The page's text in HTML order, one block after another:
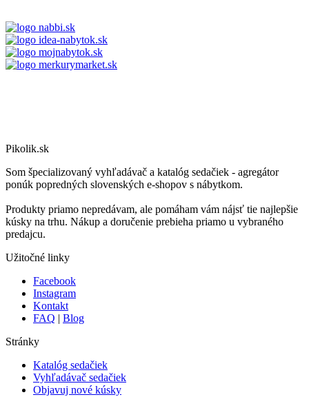
Pikolik.sk
Som špecializovaný vyhľadávač a katalóg sedačiek - agregátor
ponúk popredných slovenských e-shopov s nábytkom.
Produkty priamo nepredávam, ale pomáham vám nájsť tie najlepšie
kúsky na trhu. Nákup a doručenie prebieha priamo u vybraného
predajcu.
Užitočné linky
Facebook
Instagram
Kontakt
FAQ | Blog
Stránky
Katalóg sedačiek
Vyhľadávač sedačiek
Objavuj nové kúsky